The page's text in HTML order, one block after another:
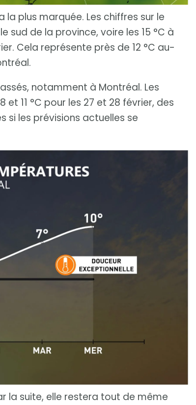
plus marquée. Les chiffres sur le
sud de la province, voire les 15 °C à
Cela représente près de 12 °C au-
notamment à Montréal. Les
11 °C pour les 27 et 28 février, des
si les prévisions actuelles se
la suite, elle restera tout de même